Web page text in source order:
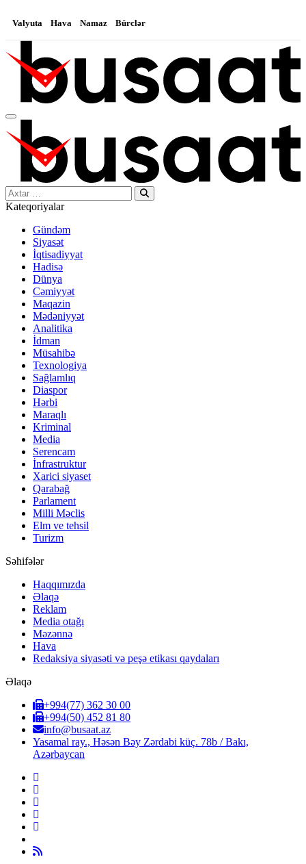
Valyuta Hava Namaz Bürclər
Search…
Kateqoriyalar
Gündəm
Siyasət
İqtisadiyyat
Hadisə
Dünya
Cəmiyyət
Maqazin
Mədəniyyət
Analitika
İdman
Müsahibə
Texnologiya
Sağlamlıq
Diaspor
Hərbi
Maraqlı
Kriminal
Media
Serencam
İnfrastruktur
Xarici siyaset
Qarabağ
Parlament
Milli Məclis
Elm ve tehsil
Turizm
Səhifələr
Haqqımızda
Əlaqə
Reklam
Media otağı
Məzənnə
Hava
Redaksiya siyasəti və peşə etikası qaydaları
Əlaqə
+994(77) 362 30 00
+994(50) 452 81 80
info@busaat.az
Yasamal ray., Həsən Bəy Zərdabi küç. 78b / Bakı,
Azərbaycan